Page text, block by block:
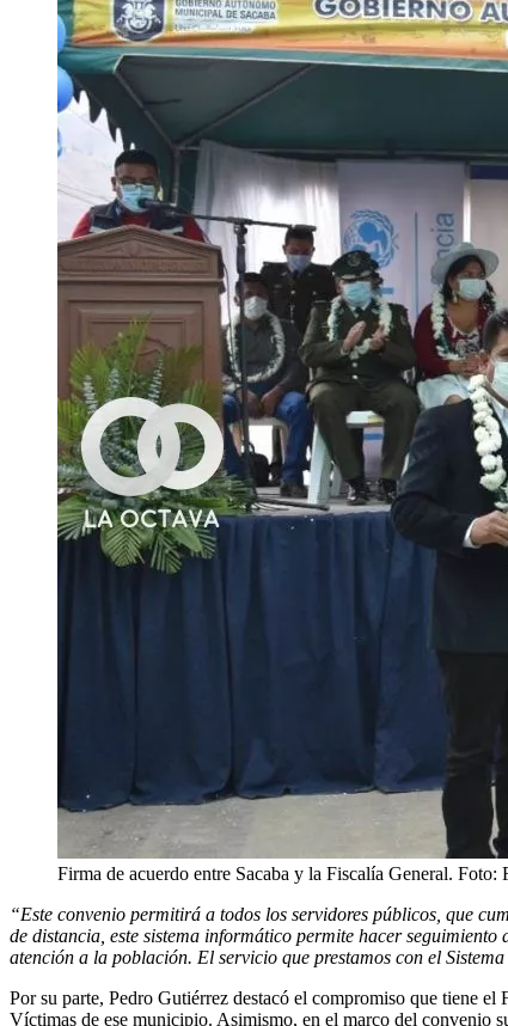
Firma de acuerdo entre Sacaba y la Fiscalía General. Foto:
“Este convenio permitirá a todos los servidores públicos, que
de distancia, este sistema informático permite hacer
atención a la población. El servicio que prestamos con el
Por su parte, Pedro Gutiérrez destacó el compromiso que tiene
Víctimas de ese municipio. Asimismo, en el marco del convenio